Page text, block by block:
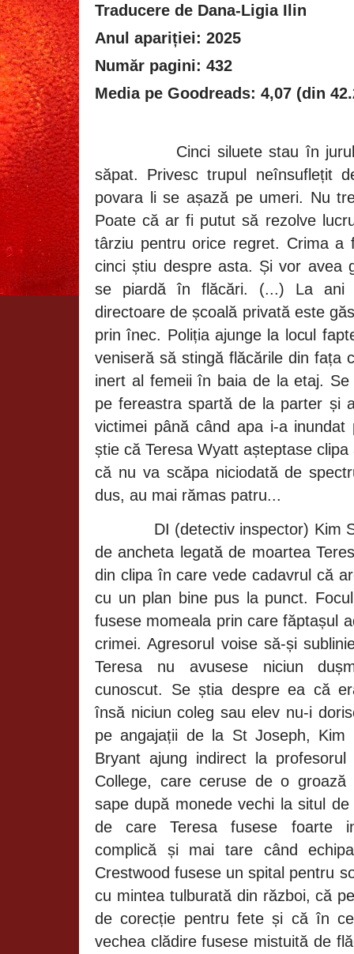
Traducere de Dana-Ligia Ilin
Anul apariției: 2025
Număr pagini: 432
Media pe Goodreads: 4,07 (din
Cinci siluete stau în
săpat. Privesc trupul neînsuflețit
povara li se așază pe umeri. Nu
Poate că ar fi putut să rezolve
târziu pentru orice regret. Crima
cinci știu despre asta. Și vor avea
se piardă în flăcări. (...) La ani
directoare de școală privată este
prin înec. Poliția ajunge la locul
veniseră să stingă flăcările din fața
inert al femeii în baia de la etaj.
pe fereastra spartă de la parter și
victimei până când apa i-a inundat
știe că Teresa Wyatt așteptase
că nu va scăpa niciodată de
dus, au mai rămas patru...
DI (detectiv inspector) Kim
de ancheta legată de moartea
din clipa în care vede cadavrul că
cu un plan bine pus la punct.
fusese momeala prin care făptașul
crimei. Agresorul voise să-și
Teresa nu avusese niciun
cunoscut. Se știa despre ea că
însă niciun coleg sau elev nu-i
pe angajații de la St Joseph, Kim
Bryant ajung indirect la profesorul
College, care ceruse de o
sape după monede vechi la situl
de care Teresa fusese foarte
complică și mai tare când
Crestwood fusese un spital pentru
cu mintea tulburată din război, că
de corecție pentru fete și că în
vechea clădire fusese mistuită de